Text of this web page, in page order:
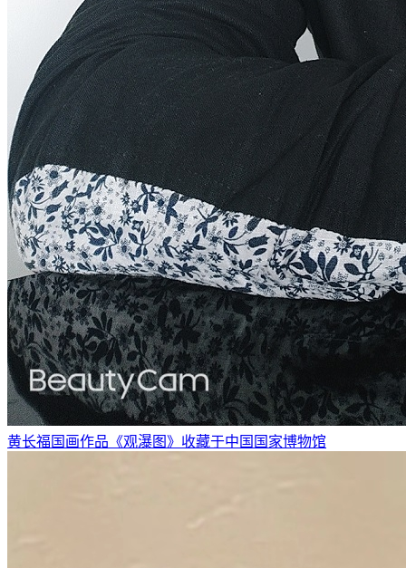
黄长福国画作品《观瀑图》收藏于中国国家博物馆